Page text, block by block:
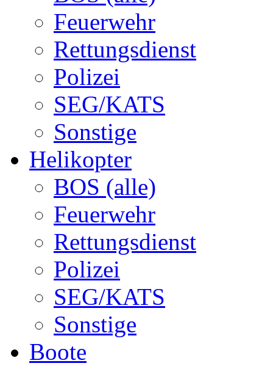
Feuerwehr
Rettungsdienst
Polizei
SEG/KATS
Sonstige
Helikopter
BOS (alle)
Feuerwehr
Rettungsdienst
Polizei
SEG/KATS
Sonstige
Boote